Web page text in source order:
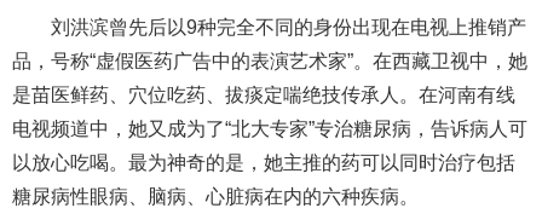
刘洪滨曾先后以9种完全不同的身份出现在电视上推销产
品，号称“虚假医药广告中的表演艺术家”。在西藏卫视中，她
是苗医鲜药、穴位吃药、拔痰定喘绝技传承人。在河南有线
电视频道中，她又成为了“北大专家”专治糖尿病，告诉病人可
以放心吃喝。最为神奇的是，她主推的药可以同时治疗包括
糖尿病性眼病、脑病、心脏病在内的六种疾病。